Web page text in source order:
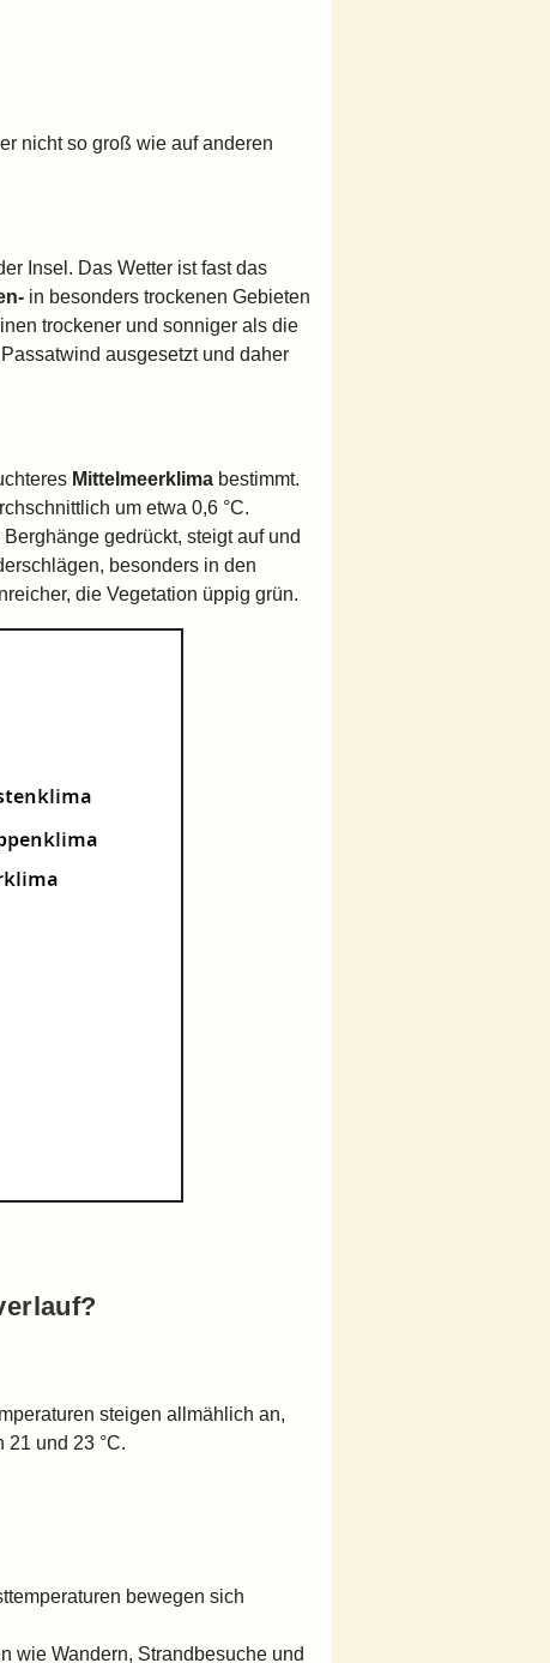
nicht so groß wie auf anderen
Insel. Das Wetter ist fast das
in besonders trockenen Gebieten
trockener und sonniger als die
ausgesetzt und daher
Mittelmeerklima bestimmt.
um etwa 0,6 °C.
gedrückt, steigt auf und
besonders in den
die Vegetation üppig grün.
steigen allmählich an,
und 23 °C.
bewegen sich
wie Wandern, Strandbesuche und